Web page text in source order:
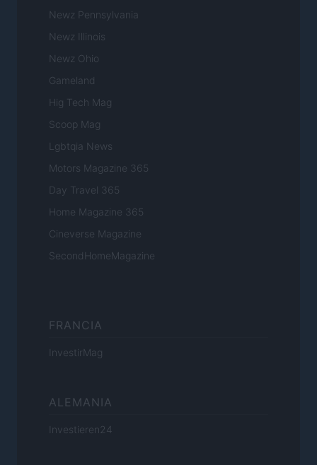
Newz Pennsylvania
Newz Illinois
Newz Ohio
Gameland
Hig Tech Mag
Scoop Mag
Lgbtqia News
Motors Magazine 365
Day Travel 365
Home Magazine 365
Cineverse Magazine
SecondHomeMagazine
FRANCIA
InvestirMag
ALEMANIA
Investieren24